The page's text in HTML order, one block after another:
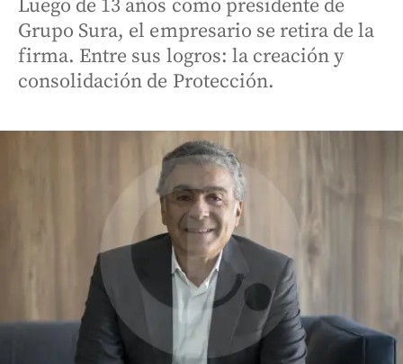
Luego de 13 años como presidente de
Grupo Sura, el empresario se retira de la
firma. Entre sus logros: la creación y
consolidación de Protección.